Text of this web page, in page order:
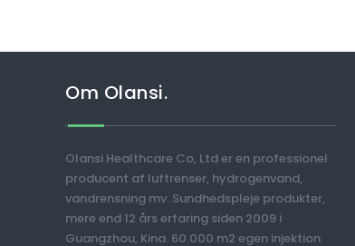
Om Olansi.
Olansi Healthcare Co, Ltd er en professionel
producent af luftrenser, hydrogenvand,
vandrensning mv. Sundhedspleje produkter,
mere end 12 års erfaring siden 2009 i
Guangzhou, Kina. 60.000 m2 egen injektion